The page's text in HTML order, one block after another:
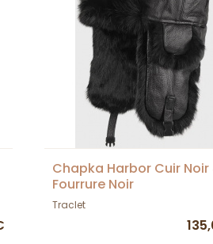
Chapka Harbor Cuir Noir
Fourrure Noir
Traclet